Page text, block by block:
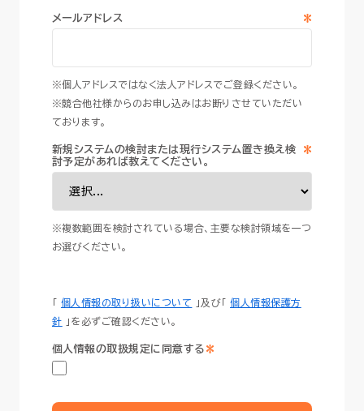
*
メールアドレス
※個人アドレスではなく法人アドレスでご登録ください。
※競合他社様からのお申し込みはお断りさせていただい
ております。
*
新規システムの検討または現行システム置き換え検
討予定があれば教えてください。
※複数範囲を検討されている場合、主要な検討領域を一つ
お選びください。
個人情報の取り扱いについて 」及び「個人情報保護方
針 」を必ずご確認ください。
*
個人情報の取扱規定に同意する